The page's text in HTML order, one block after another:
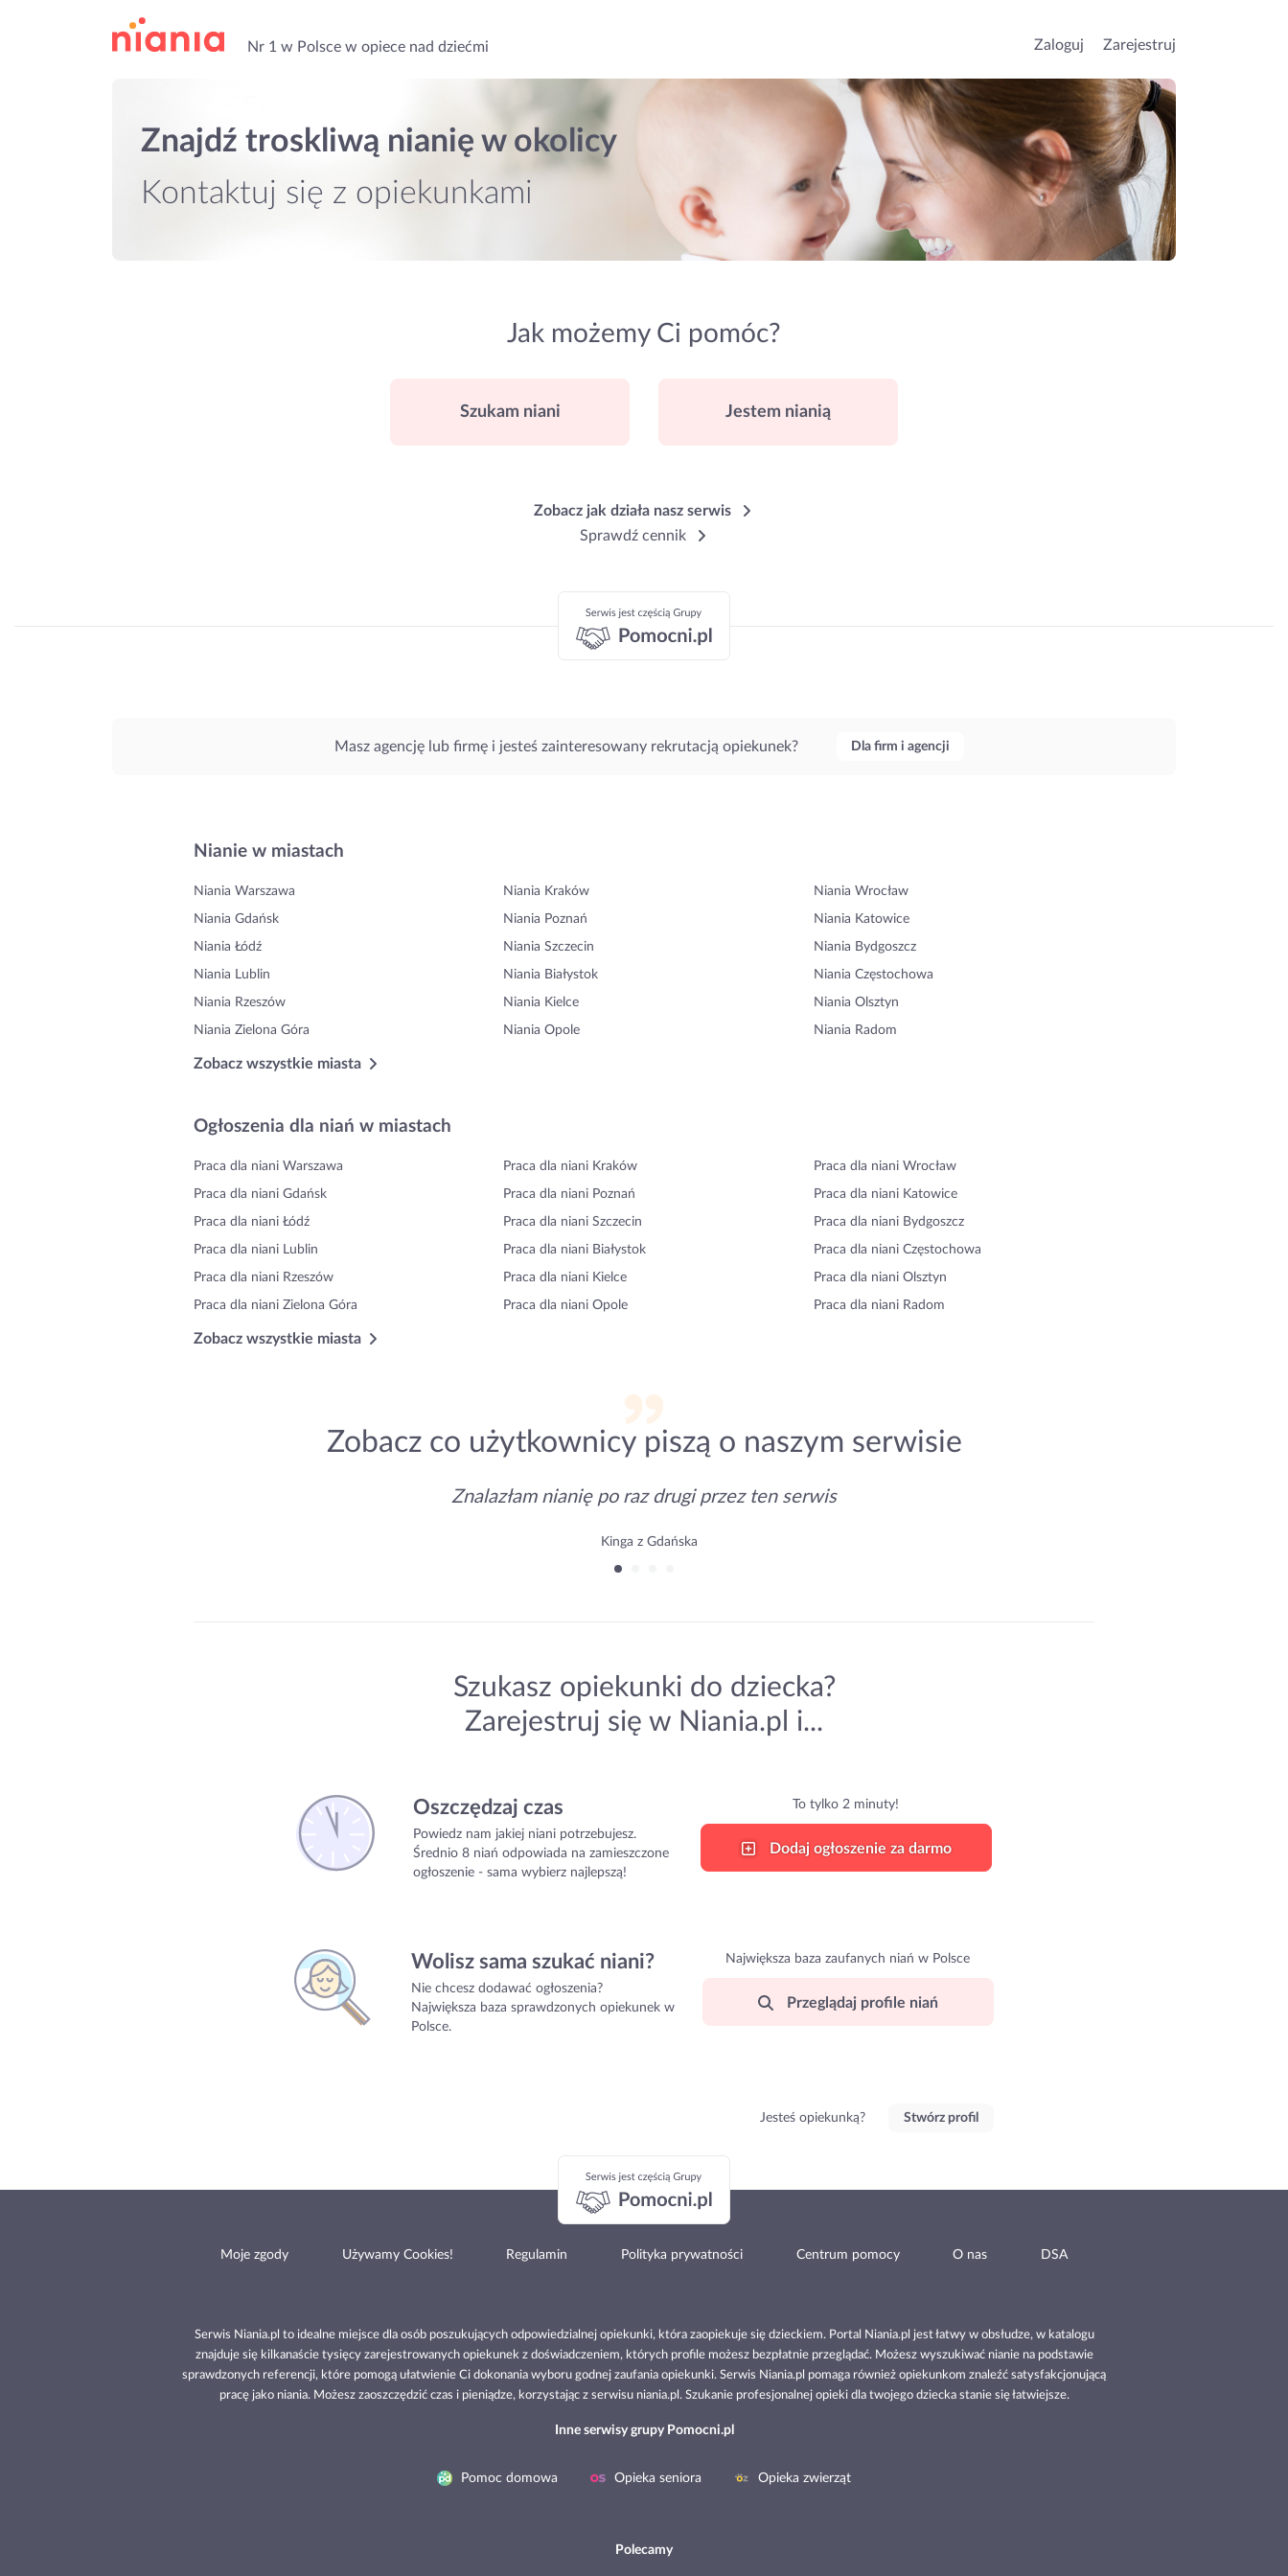
Nr 1 w Polsce w opiece nad dziećmi Zaloguj Zarejestruj
Znajdź troskliwą nianię w okolicy
Kontaktuj się z opiekunkami
Jak możemy Ci pomóc?
Szukam niani Jestem nianią
Zobacz jak działa nasz serwis
Sprawdź cennik
Masz agencję lub firmę i jesteś zainteresowany rekrutacją opiekunek? Dla firm i agencji
Nianie w miastach
Niania Warszawa Niania Kraków Niania Wrocław
Niania Gdańsk Niania Poznań Niania Katowice
Niania Łódź Niania Szczecin Niania Bydgoszcz
Niania Lublin Niania Białystok Niania Częstochowa
Niania Rzeszów Niania Kielce Niania Olsztyn
Niania Zielona Góra Niania Opole Niania Radom
Zobacz wszystkie miasta
Ogłoszenia dla niań w miastach
Praca dla niani Warszawa Praca dla niani Kraków Praca dla niani Wrocław
Praca dla niani Gdańsk Praca dla niani Poznań Praca dla niani Katowice
Praca dla niani Łódź Praca dla niani Szczecin Praca dla niani Bydgoszcz
Praca dla niani Lublin Praca dla niani Białystok Praca dla niani Częstochowa
Praca dla niani Rzeszów Praca dla niani Kielce Praca dla niani Olsztyn
Praca dla niani Zielona Góra Praca dla niani Opole Praca dla niani Radom
Zobacz wszystkie miasta
Zobacz co użytkownicy piszą o naszym serwisie
Znalazłam nianię po raz drugi przez ten serwis
Kinga z Gdańska
Szukasz opiekunki do dziecka?
Zarejestruj się w Niania.pl i...
Oszczędzaj czas
Powiedz nam jakiej niani potrzebujesz.
Średnio 8 niań odpowiada na zamieszczone
ogłoszenie - sama wybierz najlepszą!
To tylko 2 minuty!
Dodaj ogłoszenie za darmo
Wolisz sama szukać niani?
Nie chcesz dodawać ogłoszenia?
Największa baza sprawdzonych opiekunek w
Polsce.
Największa baza zaufanych niań w Polsce
Przeglądaj profile niań
Jesteś opiekunką? Stwórz profil
Moje zgody Używamy Cookies! Regulamin Polityka prywatności Centrum pomocy O nas DSA
Serwis Niania.pl to idealne miejsce dla osób poszukujących odpowiedzialnej opiekunki, która zaopiekuje się dzieckiem. Portal Niania.pl jest łatwy w obsłudze, w katalogu
znajduje się kilkanaście tysięcy zarejestrowanych opiekunek z doświadczeniem, których profile możesz bezpłatnie przeglądać. Możesz wyszukiwać nianie na podstawie
sprawdzonych referencji, które pomogą ułatwienie Ci dokonania wyboru godnej zaufania opiekunki. Serwis Niania.pl pomaga również opiekunkom znaleźć satysfakcjonującą
pracę jako niania. Możesz zaoszczędzić czas i pieniądze, korzystając z serwisu niania.pl. Szukanie profesjonalnej opieki dla twojego dziecka stanie się łatwiejsze.
Inne serwisy grupy Pomocni.pl
Pomoc domowa Opieka seniora Opieka zwierząt
Polecamy